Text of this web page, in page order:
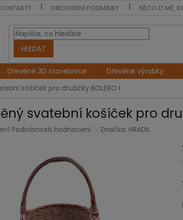
KONTAKTY OBCHODNÍ PODMÍNKY NĚCO O MĚ,
HLEDAT
Dřevěné 3D stavebnice Dřevěné výrobky
košíček pro družičky BOLERO I.
svatební košíček pro
Podrobnosti hodnocení Značka: HRADIL